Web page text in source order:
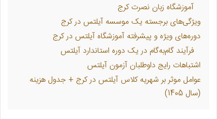
آموزشگاه زبان نصرت کرج
ویژگی‌های برجسته یک موسسه آیلتس در کرج
دوره‌های ویژه و پیشرفته آموزشگاه آیلتس در کرج
فرآیند گام‌به‌گام در یک دوره استاندارد آیلتس
اشتباهات رایج داوطلبان آزمون آیلتس
عوامل موثر بر شهریه کلاس آیلتس در کرج + جدول هزینه
(سال 1405)